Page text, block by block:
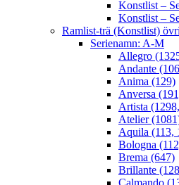
Konstlist –
Konstlist –
Ramlist-trä (Konstlist)
Serienamn: A-M
Allegro
Andante
Anima (129)
Anversa
Artista
Atelier
Aquila (113,
Bologna
Brema (647)
Brillante
Calmando